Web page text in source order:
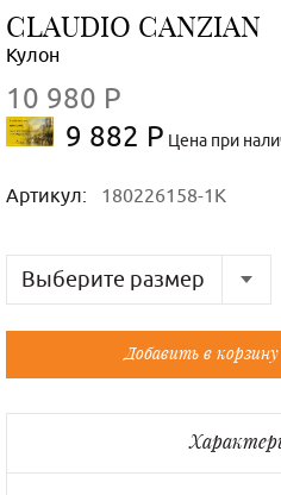
CLAUDIO CANZIAN
Кулон
10 980 Р
9 882 Р Цена при
Артикул: 180226158-1K
Выберите размер
Русский
Универсальный
Добавить в корзину